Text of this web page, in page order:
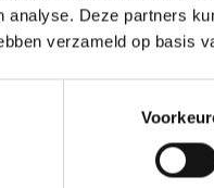
analyse. Deze partners
verzameld op basis
Goedgekeurd